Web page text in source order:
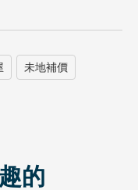
未地補價
的